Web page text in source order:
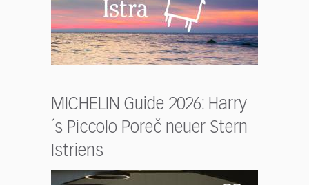
MICHELIN Guide 2026: Harry
´s Piccolo Poreč neuer Stern
Istriens